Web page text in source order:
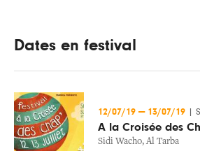
Dates en festival
12/07/19 — 13/07/19
A la Croisée des
Sidi Wacho, Al Tarba